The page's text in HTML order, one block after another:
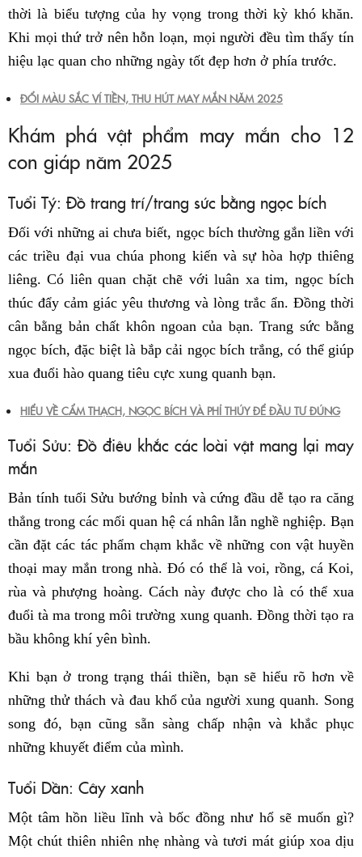
thời là biểu tượng của hy vọng trong thời kỳ khó khăn.
Khi mọi thứ trở nên hỗn loạn, mọi người đều tìm thấy tín
hiệu lạc quan cho những ngày tốt đẹp hơn ở phía trước.
ĐỔI MÀU SẮC VÍ TIỀN, THU HÚT MAY MẮN NĂM 2025
Khám phá vật phẩm may mắn cho 12
con giáp năm 2025
Tuổi Tý: Đồ trang trí/trang sức bằng ngọc bích
Đối với những ai chưa biết, ngọc bích thường gắn liền với
các triều đại vua chúa phong kiến và sự hòa hợp thiêng
liêng. Có liên quan chặt chẽ với luân xa tim, ngọc bích
thúc đẩy cảm giác yêu thương và lòng trắc ẩn. Đồng thời
cân bằng bản chất khôn ngoan của bạn. Trang sức bằng
ngọc bích, đặc biệt là bắp cải ngọc bích trắng, có thể giúp
xua đuổi hào quang tiêu cực xung quanh bạn.
HIỂU VỀ CẨM THẠCH, NGỌC BÍCH VÀ PHỈ THÚY ĐỂ ĐẦU TƯ ĐÚNG
Tuổi Sửu: Đồ điêu khắc các loài vật mang lại may
mắn
Bản tính tuổi Sửu bướng bỉnh và cứng đầu dễ tạo ra căng
thẳng trong các mối quan hệ cá nhân lẫn nghề nghiệp. Bạn
cần đặt các tác phẩm chạm khắc về những con vật huyền
thoại may mắn trong nhà. Đó có thể là voi, rồng, cá Koi,
rùa và phượng hoàng. Cách này được cho là có thể xua
đuổi tà ma trong môi trường xung quanh. Đồng thời tạo ra
bầu không khí yên bình.
Khi bạn ở trong trạng thái thiền, bạn sẽ hiểu rõ hơn về
những thử thách và đau khổ của người xung quanh. Song
song đó, bạn cũng sẵn sàng chấp nhận và khắc phục
những khuyết điểm của mình.
Tuổi Dần: Cây xanh
Một tâm hồn liều lĩnh và bốc đồng như hổ sẽ muốn gì?
Một chút thiên nhiên nhẹ nhàng và tươi mát giúp xoa dịu